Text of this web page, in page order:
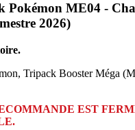
Pokémon ME04 -
2026)
Tripack Booster Méga
EST